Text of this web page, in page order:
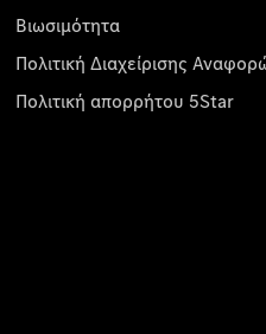
Βιωσιμότητα
Πολιτική Διαχείρισης
Πολιτική απορρήτου 5Star